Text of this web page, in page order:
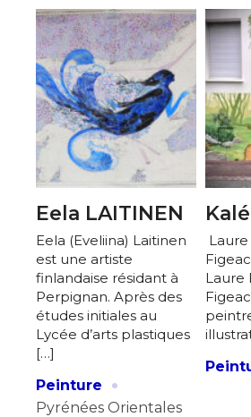
Eela LAITINEN
Eela (Eveliina) Laitinen
est une artiste
finlandaise résidant à
Perpignan. Après des
études initiales au
Lycée d’arts plastiques
[…]
Peinture
·
Pyrénées Orientales
Laure